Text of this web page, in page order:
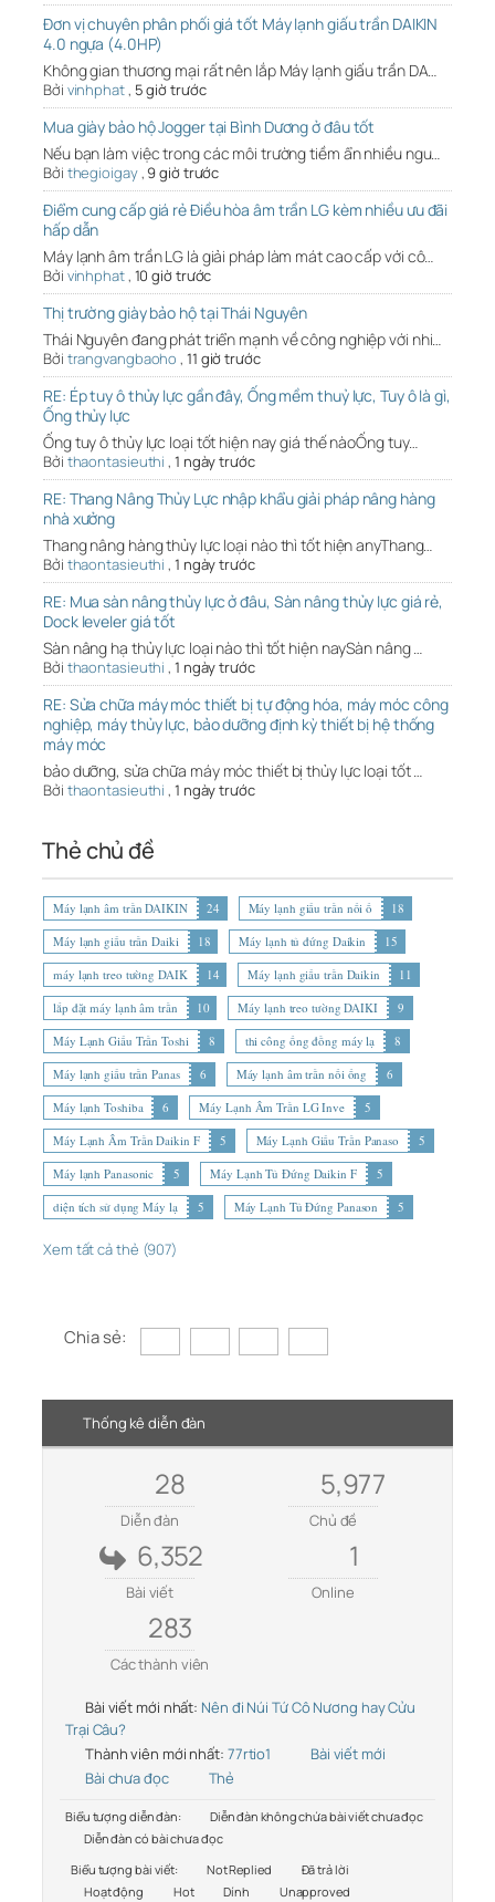
Đơn vị chuyên phân phối giá tốt Máy lạnh giấu trần DAIKIN
4.0 ngựa (4.0HP)
Không gian thương mại rất nên lắp Máy lạnh giấu trần DA…
Bởi vinhphat, 5 giờ trước
Mua giày bảo hộ Jogger tại Bình Dương ở đâu tốt
Nếu bạn làm việc trong các môi trường tiềm ẩn nhiều ngu…
Bởi thegioigay,9 giờ trước
Điểm cung cấp giá rẻ Điều hòa âm trần LG kèm nhiều ưu đãi
hấp dẫn
Máy lạnh âm trần LG là giải pháp làm mát cao cấp với cô…
Bởi vinhphat, 10 giờ trước
Thị trường giày bảo hộ tại Thái Nguyên
Thái Nguyên đang phát triển mạnh về công nghiệp với nhi…
Bởi trangvangbaoho , 11 giờ trước
RE: Ép tuy ô thủy lực gần đây, Ống mềm thuỷ lực, Tuy ô là gì,
Ống thủy lực
Ống tuy ô thủy lực loại tốt hiện nay giá thế nàoỐng tuy…
Bởi thaontasieuthi , 1 ngày trước
RE: Thang Nâng Thủy Lực nhập khẩu giải pháp nâng hàng
nhà xưởng
Thang nâng hàng thủy lực loại nào thì tốt hiện anyThang…
Bởi thaontasieuthi , 1 ngày trước
RE: Mua sàn nâng thủy lực ở đâu, Sàn nâng thủy lực giá rẻ,
Dock leveler giá tốt
Sàn nâng hạ thủy lực loại nào thì tốt hiện naySàn nâng …
Bởi thaontasieuthi , 1 ngày trước
RE: Sửa chữa máy móc thiết bị tự động hóa, máy móc công
nghiệp, máy thủy lực, bảo dưỡng định kỳ thiết bị hệ thống
máy móc
bảo dưỡng, sửa chữa máy móc thiết bị thủy lực loại tốt …
Bởi thaontasieuthi , 1 ngày trước
Thẻ chủ đề
Máy lạnh âm trần DAIKIN 24 Máy lạnh giấu trần nối ố
18
Máy lạnh giấu trần Daiki
18 Máy lạnh tủ đứng Daikin
15
máy lạnh treo tường DAIK
14 Máy lạnh giấu trần Daikin
11
lắp đặt máy lạnh âm trần
10 Máy lạnh treo tường DAIKI
9
Máy Lạnh Giấu Trần Toshi
8 thi công ống đồng máy lạ
8
Máy lạnh giấu trần Panas
6 Máy lạnh âm trần nối ống
6
Máy lạnh Toshiba
6 Máy Lạnh Âm Trần LG Inve
5
Máy Lạnh Âm Trần Daikin F
5 Máy Lạnh Giấu Trần Panaso
5
Máy lạnh Panasonic
5 Máy Lạnh Tủ Đứng Daikin F
5
diện tích sử dụng Máy lạ
5 Máy Lạnh Tủ Đứng Panason 5
Xem tất cả thẻ (907)
Chia sẻ:
Thống kê diễn đàn
28
Diễn đàn
5,977
Chủ đề
6,352
Bài viết
1
Online
283
Các thành viên
Bài viết mới nhất: Nên đi Núi Tứ Cô Nương hay Cửu
Trại Câu?
Thành viên mới nhất: 77rtio1
Bài viết mới
Bài chưa đọc
Thẻ
Biểu tượng diễn đàn:
Diễn đàn không chứa bài viết chưa đọc
Diễn đàn có bài chưa đọc
Biểu tượng bài viết:
Not Replied
Đã trả lời
Hoạt động
Hot Dính Unapproved